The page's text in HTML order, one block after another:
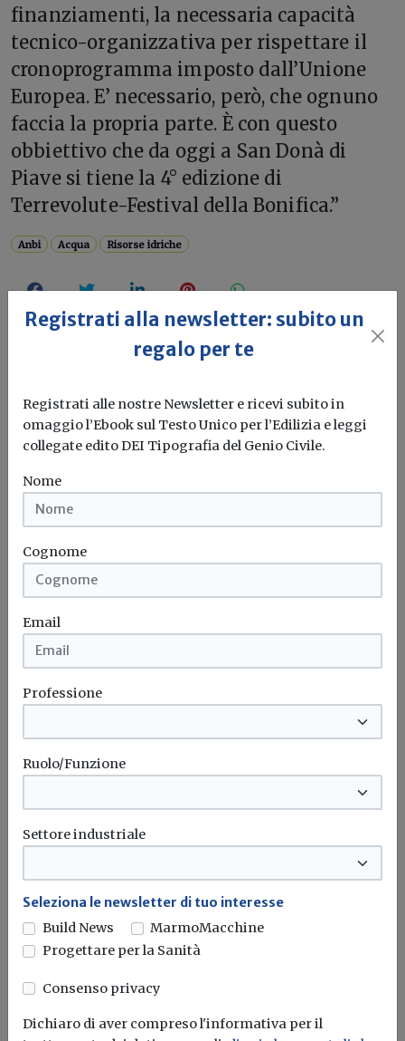
finanziamenti, la necessaria capacità
tecnico-organizzativa per rispettare il
cronoprogramma imposto dall’Unione
Europea. E’ necessario, però, che ognuno
faccia la propria parte. È con questo
obbiettivo che da oggi a San Donà di
Piave si tiene la 4° edizione di
Terrevolute-Festival della Bonifica.”
Anbi Acqua Risorse idriche
Idrogeno verde, una soluzione per
l'energia del futuro. Ma oggi è ancora
attraverso l'utilizzo dell'idrogeno verde. Ma al
momento...Leggi
Bonus elettrodomestici green,
spunta il nuovo contributo per
rendere la casa più efficiente
bonus elettrodomestici, che... Leggi
Potrebbe interessarti
Attualità
Efficientamento idrico: allo studio
Registrati alla newsletter: subito un
regalo per te
Registrati alle nostre Newsletter e ricevi subito in
omaggio l’Ebook sul Testo Unico per l’Edilizia e leggi
collegate edito DEI Tipografia del Genio Civile.
Nome
Cognome
Email
Professione
Ruolo/Funzione
Settore industriale
Seleziona le newsletter di tuo interesse
Build News
MarmoMacchine
Progettare per la Sanità
Consenso privacy
Dichiaro di aver compreso l'informativa per il